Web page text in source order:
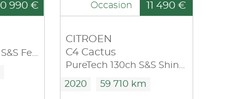
10 990 €
1.5 BlueHDi 100ch S&S Feel Pack E6.d
Occasion 11 490 €
CITROEN
C4 Cactus
PureTech 130ch S&S Shine EAT6 E6.d 7cv
2020 59 710 km